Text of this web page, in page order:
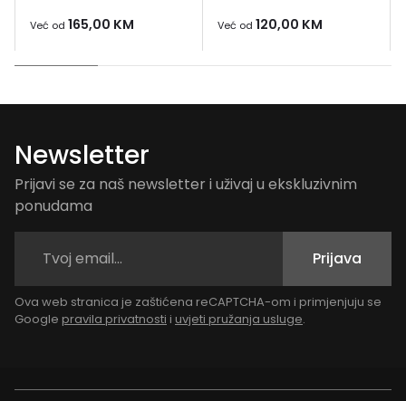
Već od 165,00 KM Već od 120,00 KM
Newsletter
Prijavi se za naš newsletter i uživaj u ekskluzivnim
ponudama
Prijava
Ova web stranica je zaštićena reCAPTCHA-om i primjenjuju se
Google pravila privatnosti i uvjeti pružanja usluge.